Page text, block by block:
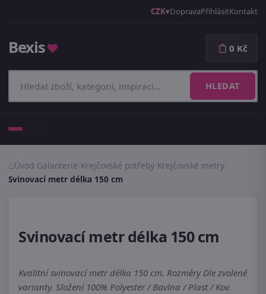
CZK DopravaPřihlásitKontakt
Bexis♥
HLEDAT
0 Kč
Úvod Galanterie Krejčovské potřeby Krejčovské metry
Svinovací metr délka 150 cm
Svinovací metr délka 150 cm
Kvalitní svinovací metr délka 150 cm. Rozměry Dle zvolené
varianty. Složení 100% Polyester / Bavlna / Plast / Kov.